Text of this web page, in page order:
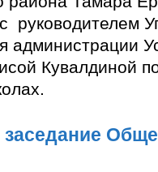
руководителем
администрации
Кувалдиной